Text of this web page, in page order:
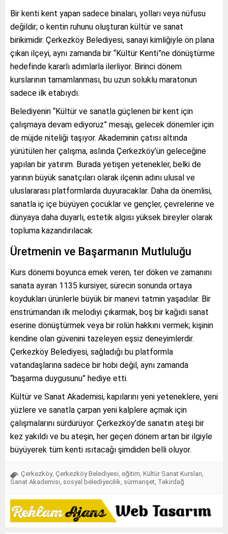
Bir kenti kent yapan sadece binaları, yolları veya nüfusu
değildir; o kentin ruhunu oluşturan kültür ve sanat
birikimidir. Çerkezköy Belediyesi, sanayi kimliğiyle ön plana
çıkan ilçeyi, aynı zamanda bir “Kültür Kenti”ne dönüştürme
hedefinde kararlı adımlarla ilerliyor. Birinci dönem
kurslarının tamamlanması, bu uzun soluklu maratonun
sadece ilk etabıydı.
Belediyenin “Kültür ve sanatla güçlenen bir kent için
çalışmaya devam ediyoruz” mesajı, gelecek dönemler için
de müjde niteliği taşıyor. Akademinin çatısı altında
yürütülen her çalışma, aslında Çerkezköy’ün geleceğine
yapılan bir yatırım. Burada yetişen yetenekler, belki de
yarının büyük sanatçıları olarak ilçenin adını ulusal ve
uluslararası platformlarda duyuracaklar. Daha da önemlisi,
sanatla iç içe büyüyen çocuklar ve gençler, çevrelerine ve
dünyaya daha duyarlı, estetik algısı yüksek bireyler olarak
topluma kazandırılacak.
Üretmenin ve Başarmanın Mutluluğu
Kurs dönemi boyunca emek veren, ter döken ve zamanını
sanata ayıran 1135 kursiyer, sürecin sonunda ortaya
koydukları ürünlerle büyük bir manevi tatmin yaşadılar. Bir
enstrümandan ilk melodiyi çıkarmak, boş bir kağıdı sanat
eserine dönüştürmek veya bir rolün hakkını vermek; kişinin
kendine olan güvenini tazeleyen eşsiz deneyimlerdir.
Çerkezköy Belediyesi, sağladığı bu platformla
vatandaşlarına sadece bir hobi değil, aynı zamanda
“başarma duygusunu” hediye etti.
Kültür ve Sanat Akademisi, kapılarını yeni yeteneklere, yeni
yüzlere ve sanatla çarpan yeni kalplere açmak için
çalışmalarını sürdürüyor. Çerkezköy’de sanatın ateşi bir
kez yakıldı ve bu ateşin, her geçen dönem artan bir ilgiyle
büyüyerek tüm kenti ısıtacağı şimdiden belli oluyor.
Çerkezköy, Çerkezköy Belediyesi, eğitim, Kültür Sanat Kursları,
Sanat Akademisi, sosyal belediyecilik, sürmanşet, Tekirdağ